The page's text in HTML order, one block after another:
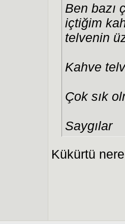
Ben bazı
içtiğim
telvenin
Kahve
Çok sık
Saygılar
Kükürtü